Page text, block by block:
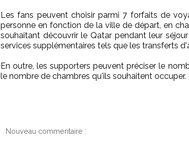
Les fans peuvent choisir parmi 7 forfaits de
personne en fonction de la ville de départ, en
souhaitant découvrir le Qatar pendant leur
services supplémentaires tels que les transferts
En outre, les supporters peuvent préciser le
le nombre de chambres qu'ils souhaitent occuper.
Nouveau commentaire :